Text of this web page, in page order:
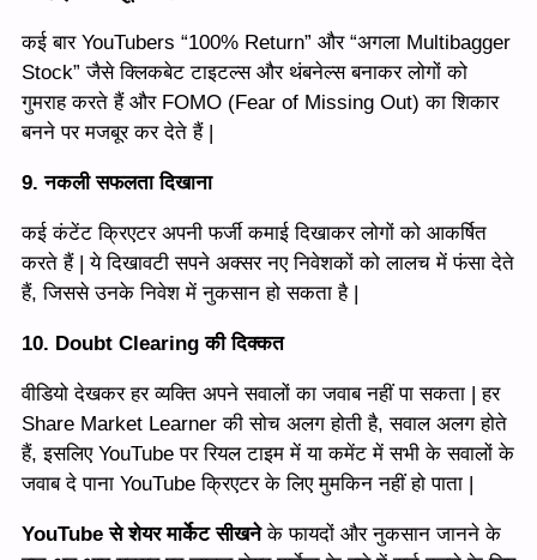
कई बार YouTubers “100% Return” और “अगला Multibagger
Stock” जैसे क्लिकबेट टाइटल्स और थंबनेल्स बनाकर लोगों को
गुमराह करते हैं और FOMO (Fear of Missing Out) का शिकार
बनने पर मजबूर कर देते हैं |
9. नकली सफलता दिखाना
कई कंटेंट क्रिएटर अपनी फर्जी कमाई दिखाकर लोगों को आकर्षित
करते हैं | ये दिखावटी सपने अक्सर नए निवेशकों को लालच में फंसा देते
हैं, जिससे उनके निवेश में नुकसान हो सकता है |
10. Doubt Clearing की दिक्कत
वीडियो देखकर हर व्यक्ति अपने सवालों का जवाब नहीं पा सकता | हर
Share Market Learner की सोच अलग होती है, सवाल अलग होते
हैं, इसलिए YouTube पर रियल टाइम में या कमेंट में सभी के सवालों के
जवाब दे पाना YouTube क्रिएटर के लिए मुमकिन नहीं हो पाता |
YouTube से शेयर मार्केट सीखनेके फायदों और नुकसान जानने के